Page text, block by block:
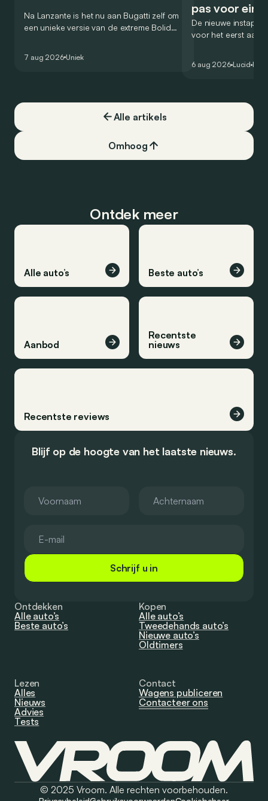
Na Lanzante is het nu aan Bugatti zelf om
een unieke versie van de extreme Bolide
7 aug 2026 Uniek
pas voor
De nieuwe instap-
voor het eerst
constructeur
6 aug 2026 Lucid
Alle artikels
Omhoog
Ontdek meer
Alle auto’s Beste auto’s
Aanbod
Recentste
nieuws
Recentste reviews
Blijf op de hoogte van het laatste nieuws.
Schrijf u in
Ontdekken
Alle auto’s
Beste auto’s
Kopen
Alle auto’s
Tweedehands auto’s
Nieuwe auto’s
Oldtimers
Lezen
Alles
Nieuws
Advies
Tests
Contact
Wagens publiceren
Contacteer ons
© 2025 Vroom. Alle rechten voorbehouden.